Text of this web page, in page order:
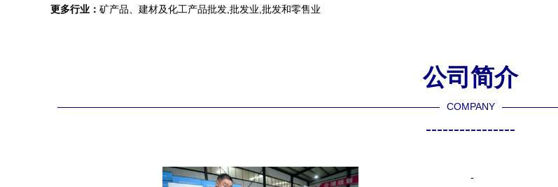
更多行业： 矿产品、建材及化工产品批发,批发业,批发和零售业
公司简介
COMPANY
----------------
-